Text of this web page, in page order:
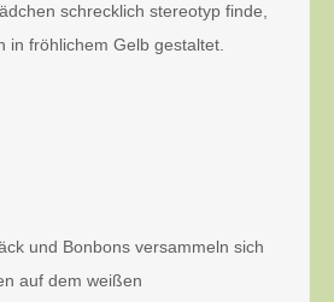
schrecklich stereotyp finde,
in fröhlichem Gelb gestaltet.
und Bonbons versammeln sich
auf dem weißen